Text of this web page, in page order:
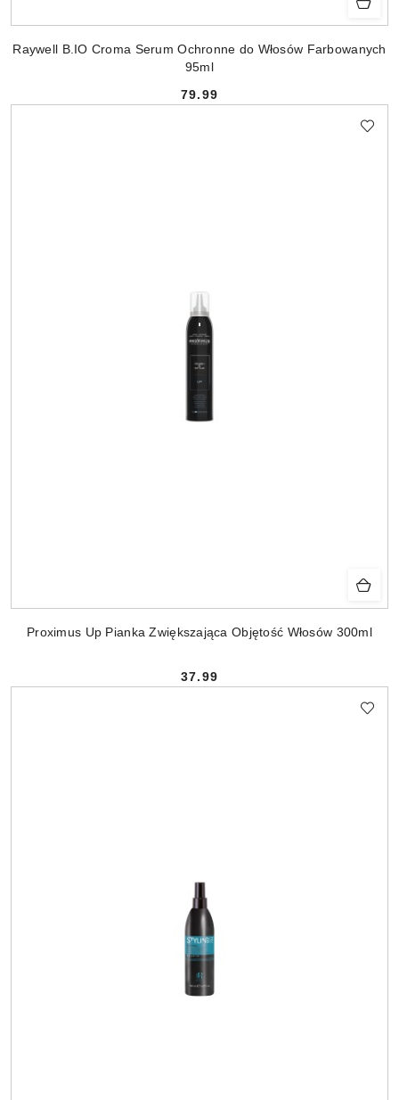
Raywell B.IO Croma Serum Ochronne do Włosów Farbowanych
95ml
Cena:
79.99
Proximus Up Pianka Zwiększająca Objętość Włosów 300ml
Cena:
37.99